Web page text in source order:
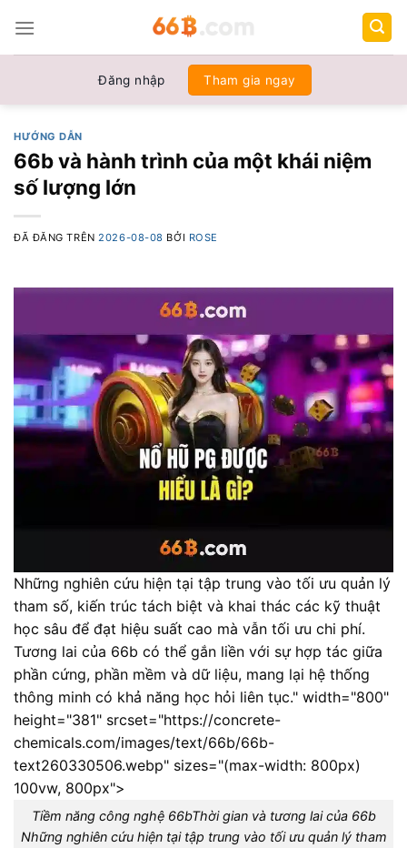
đến
nội
Đăng nhập Tham gia ngay
HƯỚNG DẪN
66b và hành trình của một khái niệm
số lượng lớn
ĐÃ ĐĂNG TRÊN 2026-08-08 BỞI ROSE
Những nghiên cứu hiện tại tập trung vào tối ưu quản lý
tham số, kiến trúc tách biệt và khai thác các kỹ thuật
học sâu để đạt hiệu suất cao mà vẫn tối ưu chi phí.
Tương lai của 66b có thể gắn liền với sự hợp tác giữa
phần cứng, phần mềm và dữ liệu, mang lại hệ thống
thông minh có khả năng học hỏi liên tục." width="800"
height="381" srcset="https://concrete-
chemicals.com/images/text/66b/66b-
text260330506.webp" sizes="(max-width: 800px)
100vw, 800px">
Tiềm năng công nghệ 66bThời gian và tương lai của 66b
Những nghiên cứu hiện tại tập trung vào tối ưu quản lý tham